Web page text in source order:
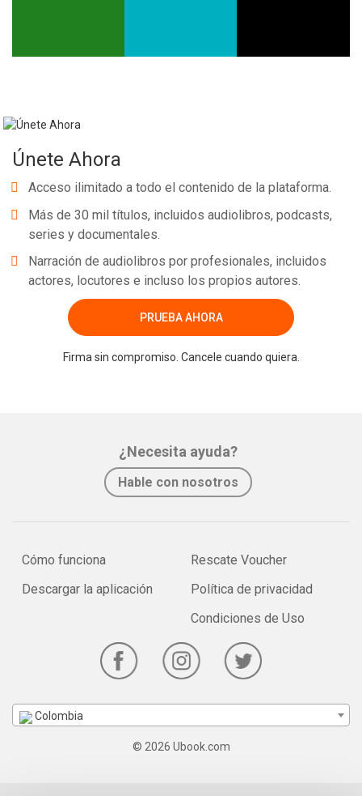
Únete Ahora
Acceso ilimitado a todo el contenido de la plataforma.
Más de 30 mil títulos, incluidos audiolibros, podcasts,
series y documentales.
Narración de audiolibros por profesionales, incluidos
actores, locutores e incluso los propios autores.
PRUEBA AHORA
Firma sin compromiso. Cancele cuando quiera.
¿Necesita ayuda?
Hable con nosotros
Cómo funciona
Descargar la aplicación
Rescate Voucher
Política de privacidad
Condiciones de Uso
Colombia
© 2026 Ubook.com